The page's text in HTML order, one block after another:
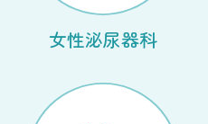
女性泌尿器科